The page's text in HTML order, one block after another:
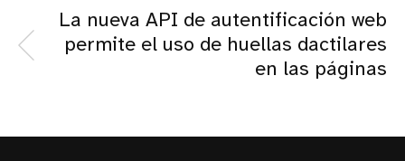
La nueva API de autentificación web
permite el uso de huellas dactilares
en las páginas